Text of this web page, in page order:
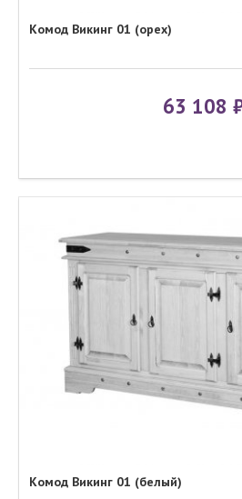
Комод Викинг 01 (орех)
63 108
Комод Викинг 01 (белый)